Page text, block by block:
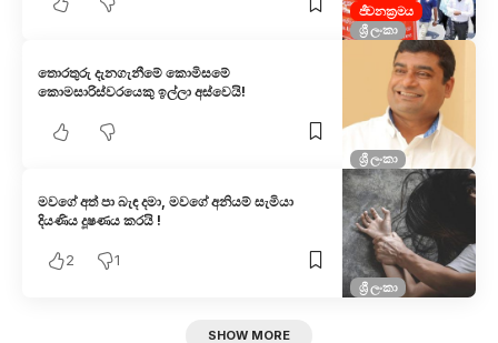
ජීවනක්‍රමය
ශ්‍රී ලංකා
ශ්‍රී ලංකා
තොරතුරු දැනගැනීමේ කොමිසමේ
කොමසාරිස්වරයෙකු ඉල්ලා අස්වෙයි!
ශ්‍රී ලංකා
මවගේ අත් පා බැඳ දමා, මවගේ අනියම් සැමියා
දියණිය දූෂණය කරයි !
2 1
SHOW MORE